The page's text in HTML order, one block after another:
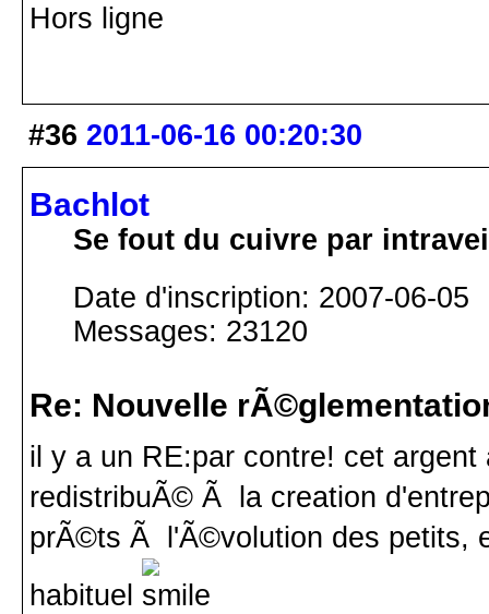
Hors ligne
#36 2011-06-16 00:20:30
Bachlot
Se fout du cuivre par
Date d'inscription: 2007-06-05
Messages: 23120
Re: Nouvelle
il y a un RE:par contre! cet
redistribuÃ© Ã la creation
prÃ©ts Ã l'Ã©volution des petits,
habituel